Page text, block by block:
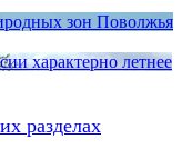
зон Поволжья
характерно летнее
разделах